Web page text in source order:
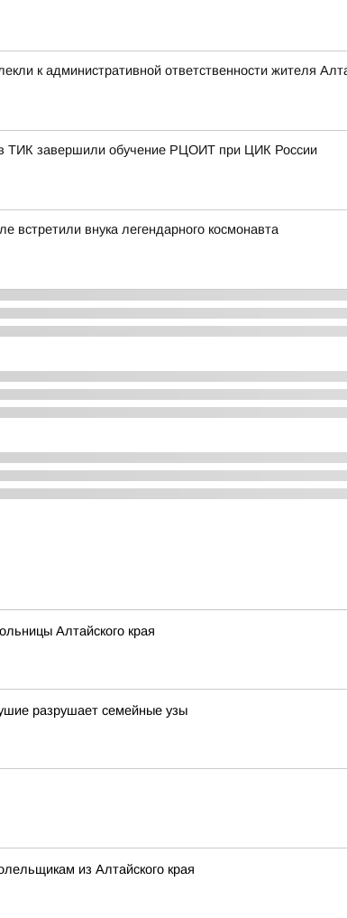
к административной ответственности жителя
ТИК завершили обучение РЦОИТ при ЦИК России
встретили внука легендарного космонавта
Алтайского края
разрушает семейные узы
из Алтайского края